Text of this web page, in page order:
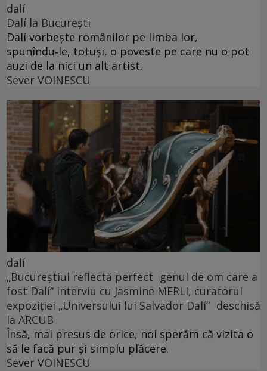
dalí
Dalí la București
Dalí vorbește românilor pe limba lor,
spunîndu‑le, totuși, o poveste pe care nu o pot
auzi de la nici un alt artist.
Sever VOINESCU
dalí
„Bucureștiul reflectă perfect genul de om care a
fost Dalí“ interviu cu Jasmine MERLI, curatorul
expoziției „Universului lui Salvador Dalí“ deschisă
la ARCUB
Însă, mai presus de orice, noi sperăm că vizita o
să le facă pur și simplu plăcere.
Sever VOINESCU